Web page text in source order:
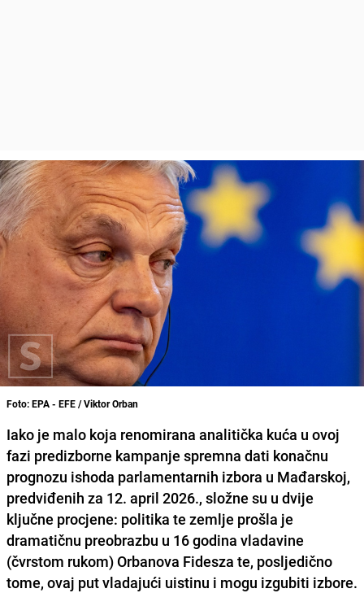
Foto: EPA - EFE / Viktor Orban
Iako je malo koja renomirana analitička kuća u ovoj
fazi predizborne kampanje spremna dati konačnu
prognozu ishoda parlamentarnih izbora u Mađarskoj,
predviđenih za 12. april 2026., složne su u dvije
ključne procjene: politika te zemlje prošla je
dramatičnu preobrazbu u 16 godina vladavine
(čvrstom rukom) Orbanova Fidesza te, posljedično
tome, ovaj put vladajući uistinu i mogu izgubiti izbore.